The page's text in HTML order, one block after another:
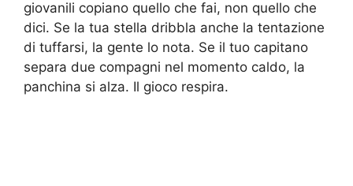
giovanili copiano quello che fai, non quello che
dici. Se la tua stella dribbla anche la tentazione
di tuffarsi, la gente lo nota. Se il tuo capitano
separa due compagni nel momento caldo, la
panchina si alza. Il gioco respira.